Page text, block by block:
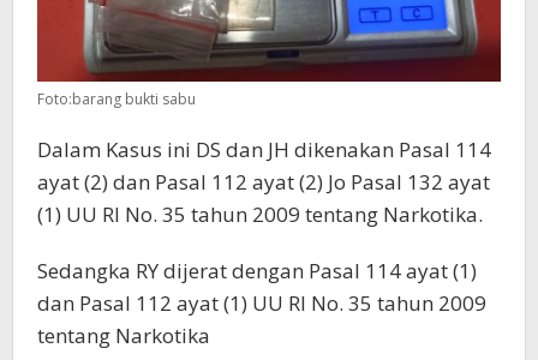
Foto:barang bukti sabu
Dalam Kasus ini DS dan JH dikenakan Pasal 114
ayat (2) dan Pasal 112 ayat (2) Jo Pasal 132 ayat
(1) UU RI No. 35 tahun 2009 tentang Narkotika.
Sedangka RY dijerat dengan Pasal 114 ayat (1)
dan Pasal 112 ayat (1) UU RI No. 35 tahun 2009
tentang Narkotika